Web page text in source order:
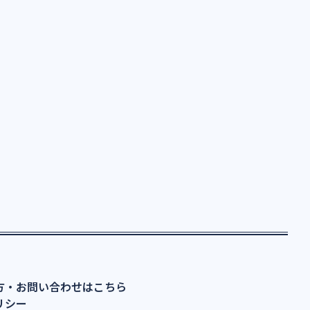
・お問い合わせはこちら
シー